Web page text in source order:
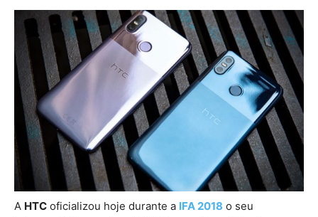
A HTC oficializou hoje durante a IFA 2018 o seu